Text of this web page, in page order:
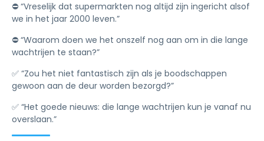
⛔️ “Vreselijk dat supermarkten nog altijd zijn ingericht alsof
we in het jaar 2000 leven.”
⛔️ “Waarom doen we het onszelf nog aan om in die lange
wachtrijen te staan?”
✅ “Zou het niet fantastisch zijn als je boodschappen
gewoon aan de deur worden bezorgd?”
✅ “Het goede nieuws: die lange wachtrijen kun je vanaf nu
overslaan.”